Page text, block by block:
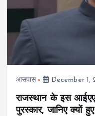
आसपास December 1,
राजस्थान के इस
पुरस्कार, जानिए क्यों